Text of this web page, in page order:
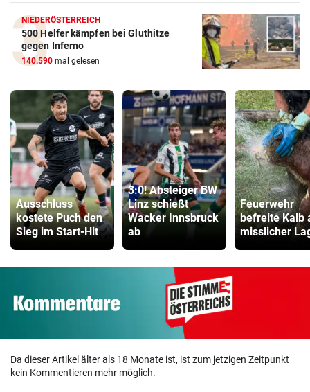
NIEDERÖSTERREICH
500 Helfer kämpfen bei Gluthitze
gegen Inferno
140.590 mal gelesen
Ausschluss
kostete Puch den
Sieg im Start-Hit
3:0! Absteiger BW
Linz schießt
Wacker Innsbruck
ab
Feuerwehr
befreite Kalb
misslicher
Da dieser Artikel älter als 18 Monate ist, ist zum jetzigen Zeitpunkt
kein Kommentieren mehr möglich.